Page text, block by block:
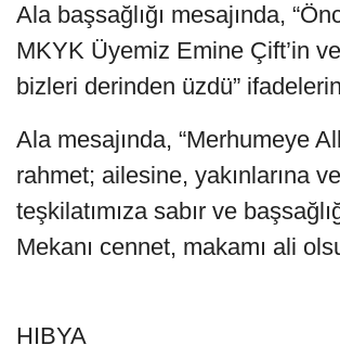
Ala başsağlığı mesajında,
MKYK Üyemiz Emine Çift’in
bizleri derinden üzdü”
Ala mesajında, “Merhumeye
rahmet; ailesine, yakınlarına ve
teşkilatımıza sabır ve
Mekanı cennet, makamı ali
HIBYA